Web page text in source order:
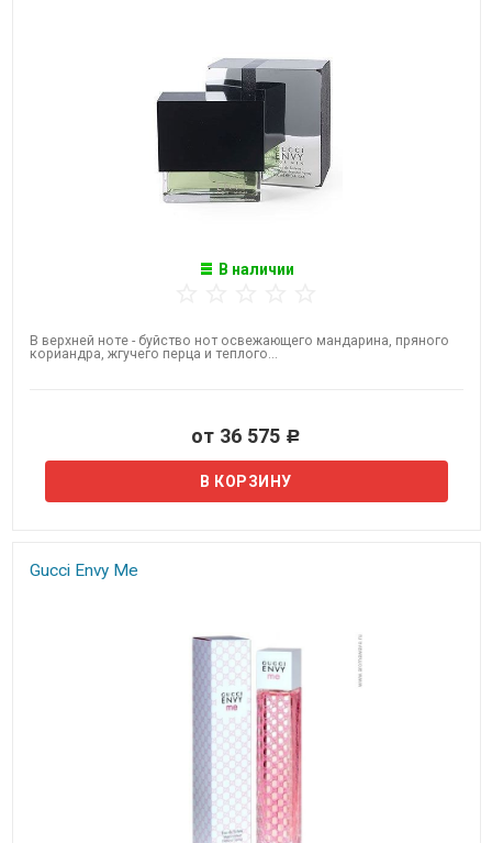
В наличии
В верхней ноте - буйство нот освежающего мандарина, пряного
кориандра, жгучего перца и теплого...
от 36 575 Р
Gucci Envy Me